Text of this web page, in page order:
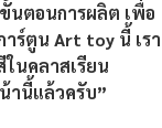
นตอนการผลิต เพื่อ
าร์ตูน Art toy นี้ เรา
นคลาสเรียน
านี้แล้วครับ”